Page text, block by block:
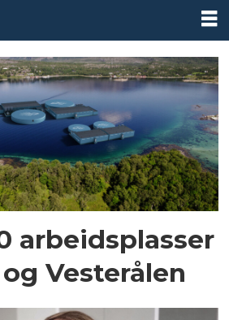
arbeidsplasser
Vesterålen